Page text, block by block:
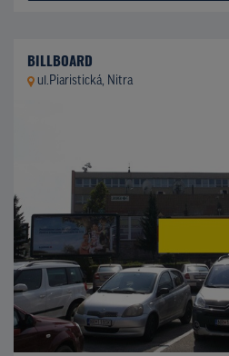
BILLBOARD
ul.Piaristická, Nitra